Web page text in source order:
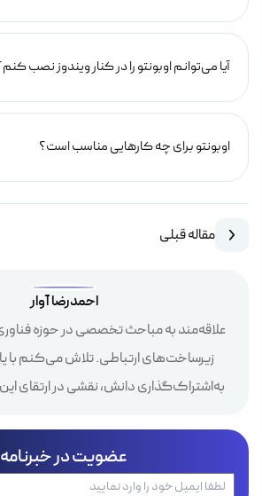
آیا می‌توانم اوبونتو را در کنار ویندوز نصب
اوبونتو برای چه کارهایی مناسب است؟
مقاله قبلی
احمدرضا آوار
علاقه‌مند به مباحث تخصصی در حوزه
زیرساخت‌های ارتباطی. تلاش می‌کنم با
به‌اشتراک‌گذاری دانش، نقشی در ارتقای
عضویت در خبرنامه